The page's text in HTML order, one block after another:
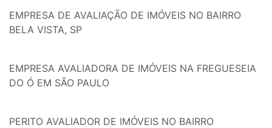
EMPRESA DE AVALIAÇÃO DE IMÓVEIS NO BAIRRO
BELA VISTA, SP
EMPRESA AVALIADORA DE IMÓVEIS NA FREGUESEIA
DO Ó EM SÃO PAULO
PERITO AVALIADOR DE IMÓVEIS NO BAIRRO